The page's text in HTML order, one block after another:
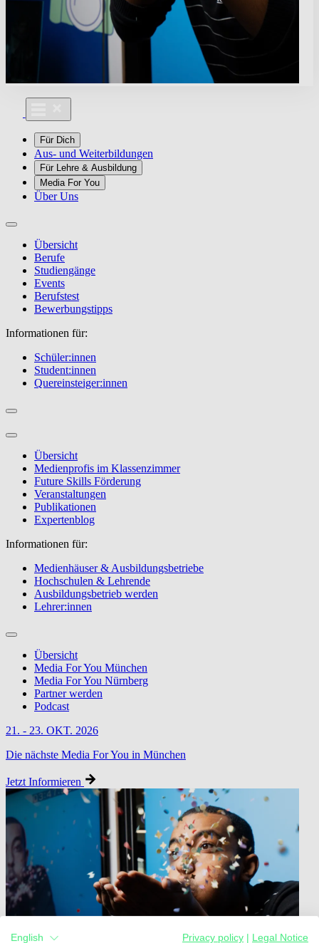
Für Dich
Aus- und Weiterbildungen
Für Lehre & Ausbildung
Media For You
Über Uns
Übersicht
Berufe
Studiengänge
Events
Berufstest
Bewerbungstipps
Informationen für:
Schüler:innen
Student:innen
Quereinsteiger:innen
Übersicht
Medienprofis im Klassenzimmer
Future Skills Förderung
Veranstaltungen
Publikationen
Expertenblog
Informationen für:
Medienhäuser & Ausbildungsbetriebe
Hochschulen & Lehrende
Ausbildungsbetrieb werden
Lehrer:innen
Übersicht
Media For You München
Media For You Nürnberg
Partner werden
Podcast
21. - 23. OKT. 2026
Die nächste Media For You in München
Jetzt Informieren
English Privacy policy Legal Notice